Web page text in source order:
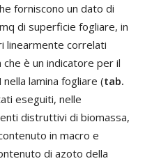
forniscono un dato di
di superficie fogliare, in
linearmente correlati
è un indicatore per il
lamina fogliare (tab.
eseguiti, nelle
distruttivi di biomassa,
in macro e
di azoto della